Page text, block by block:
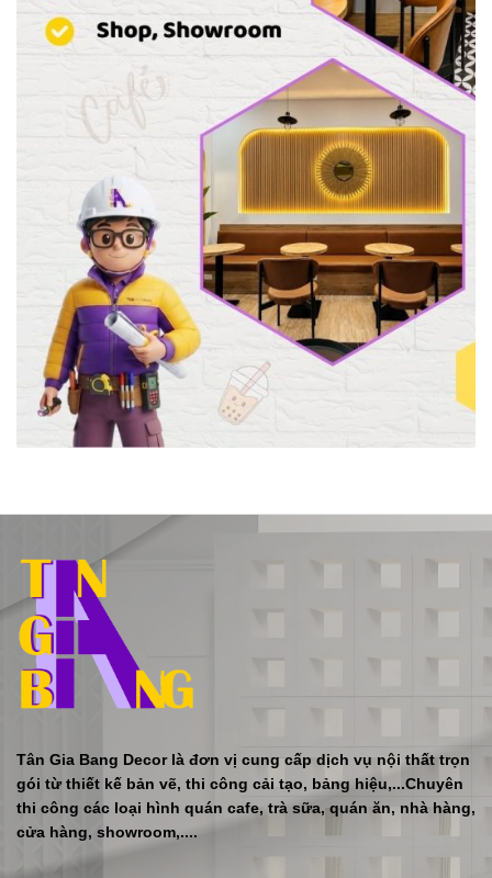
Tân Gia Bang Decor là đơn vị cung cấp dịch vụ nội thất trọn
gói từ thiết kế bản vẽ, thi công cải tạo, bảng hiệu,...Chuyên
thi công các loại hình quán cafe, trà sữa, quán ăn, nhà hàng,
cửa hàng, showroom,....